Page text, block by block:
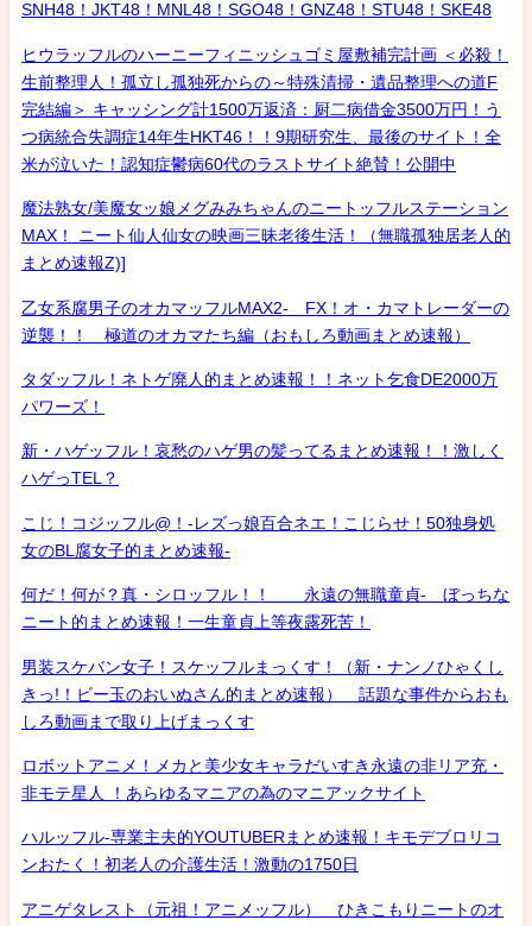
SNH48！JKT48！MNL48！SGO48！GNZ48！STU48！SKE48
ヒウラッフルのハーニーフィニッシュゴミ屋敷補完計画 ＜必殺！
生前整理人！孤立し孤独死からの～特殊清掃・遺品整理への道F
完結編＞ キャッシング計1500万返済：厨二病借金3500万円！う
つ病統合失調症14年生HKT46！！9期研究生、最後のサイト！全
米が泣いた！認知症鬱病60代のラストサイト絶賛！公開中
魔法熟女/美魔女ッ娘メグみみちゃんのニートッフルステーション
MAX！ ニート仙人仙女の映画三昧老後生活！（無職孤独居老人的
まとめ速報Z)]
乙女系腐男子のオカマッフルMAX2- FX！オ・カマトレーダーの
逆襲！！ 極道のオカマたち編（おもしろ動画まとめ速報）
タダッフル！ネトゲ廃人的まとめ速報！！ネット乞食DE2000万
パワーズ！
新・ハゲッフル！哀愁のハゲ男の髪ってるまとめ速報！！激しく
ハゲっTEL？
こじ！コジッフル@！-レズっ娘百合ネエ！こじらせ！50独身処
女のBL腐女子的まとめ速報-
何だ！何が？真・シロッフル！！ 永遠の無職童貞- ぼっちな
ニート的まとめ速報！一生童貞上等夜露死苦！
男装スケバン女子！スケッフルまっくす！（新・ナンノひゃくし
きっ!！ビー玉のおいぬさん的まとめ速報） 話題な事件からおも
しろ動画まで取り上げまっくす
ロボットアニメ！メカと美少女キャラだいすき永遠の非リア充・
非モテ星人 ！あらゆるマニアの為のマニアックサイト
ハルッフル-専業主夫的YOUTUBERまとめ速報！キモデブロリコ
ンおたく！初老人の介護生活！激動の1750日
アニゲタレスト（元祖！アニメッフル） ひきこもりニートのオ